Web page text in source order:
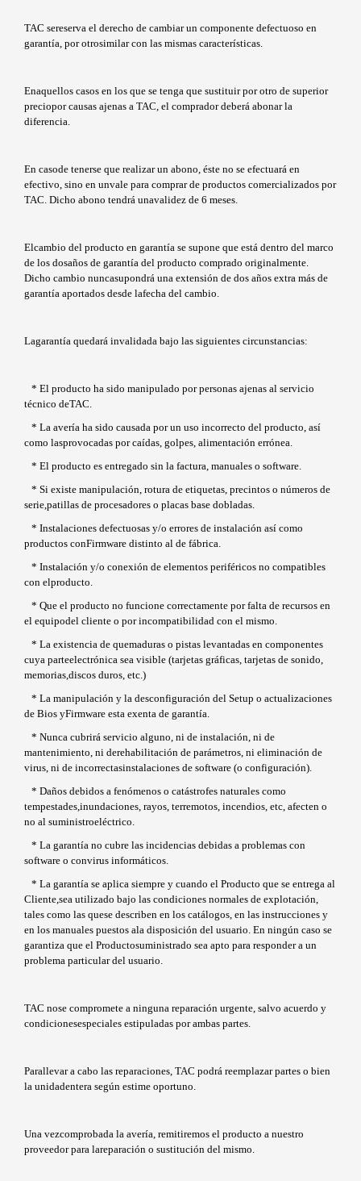
TAC sereserva el derecho de cambiar un componente defectuoso en
garantía, por otrosimilar con las mismas características.
Enaquellos casos en los que se tenga que sustituir por otro de superior
preciopor causas ajenas a TAC, el comprador deberá abonar la
diferencia.
En casode tenerse que realizar un abono, éste no se efectuará en
efectivo, sino en unvale para comprar de productos comercializados por
TAC. Dicho abono tendrá unavalidez de 6 meses.
Elcambio del producto en garantía se supone que está dentro del marco
de los dosaños de garantía del producto comprado originalmente.
Dicho cambio nuncasupondrá una extensión de dos años extra más de
garantía aportados desde lafecha del cambio.
Lagarantía quedará invalidada bajo las siguientes circunstancias:
* El producto ha sido manipulado por personas ajenas al servicio
técnico deTAC.
* La avería ha sido causada por un uso incorrecto del producto, así
como lasprovocadas por caídas, golpes, alimentación errónea.
* El producto es entregado sin la factura, manuales o software.
* Si existe manipulación, rotura de etiquetas, precintos o números de
serie,patillas de procesadores o placas base dobladas.
* Instalaciones defectuosas y/o errores de instalación así como
productos conFirmware distinto al de fábrica.
* Instalación y/o conexión de elementos periféricos no compatibles
con elproducto.
* Que el producto no funcione correctamente por falta de recursos en
el equipodel cliente o por incompatibilidad con el mismo.
* La existencia de quemaduras o pistas levantadas en componentes
cuya parteelectrónica sea visible (tarjetas gráficas, tarjetas de sonido,
memorias,discos duros, etc.)
* La manipulación y la desconfiguración del Setup o actualizaciones
de Bios yFirmware esta exenta de garantía.
* Nunca cubrirá servicio alguno, ni de instalación, ni de
mantenimiento, ni derehabilitación de parámetros, ni eliminación de
virus, ni de incorrectasinstalaciones de software (o configuración).
* Daños debidos a fenómenos o catástrofes naturales como
tempestades,inundaciones, rayos, terremotos, incendios, etc, afecten o
no al suministroeléctrico.
* La garantía no cubre las incidencias debidas a problemas con
software o convirus informáticos.
* La garantía se aplica siempre y cuando el Producto que se entrega al
Cliente,sea utilizado bajo las condiciones normales de explotación,
tales como las quese describen en los catálogos, en las instrucciones y
en los manuales puestos ala disposición del usuario. En ningún caso se
garantiza que el Productosuministrado sea apto para responder a un
problema particular del usuario.
TAC nose compromete a ninguna reparación urgente, salvo acuerdo y
condicionesespeciales estipuladas por ambas partes.
Parallevar a cabo las reparaciones, TAC podrá reemplazar partes o bien
la unidadentera según estime oportuno.
Una vezcomprobada la avería, remitiremos el producto a nuestro
proveedor para lareparación o sustitución del mismo.